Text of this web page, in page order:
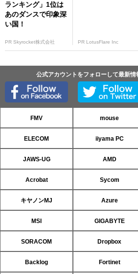
ランキング」1位は
あのダンスで印象深
い国！
PR Skyrocket株式会社 PR LotusFlare Inc
公式アカウントをフォローして最新情
FMV mouse
ELECOM iiyama PC
JAWS-UG AMD
Acrobat Sycom
キヤノンMJ Azure
MSI GIGABYTE
SORACOM Dropbox
Backlog Fortinet